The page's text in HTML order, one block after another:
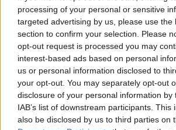
processing of your personal or sensitive
targeted advertising by us, please use the
section to confirm your selection. Please
opt-out request is processed you may
interest-based ads based on personal
us or personal information disclosed to
your opt-out. You may separately opt-out
disclosure of your personal information by
IAB’s list of downstream participants. This
also be disclosed by us to third parties on
Karolína Šůlová, tel: 420724102406
tisknout poslat
Tento článek patří do kategorie |
ČR - Kraj Vysočina